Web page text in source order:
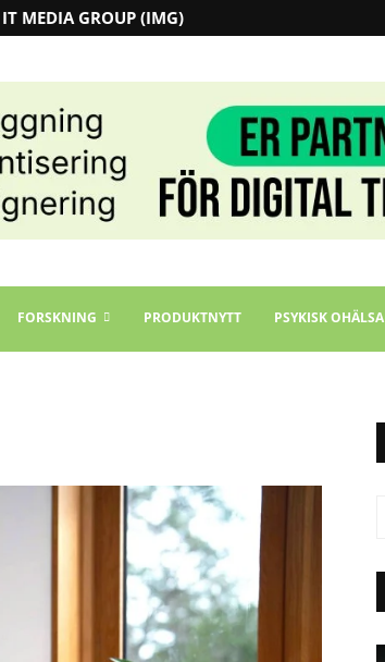
IT MEDIA GROUP (IMG)
FORSKNING PRODUKTNYTT PSYKISK OHÄLSA